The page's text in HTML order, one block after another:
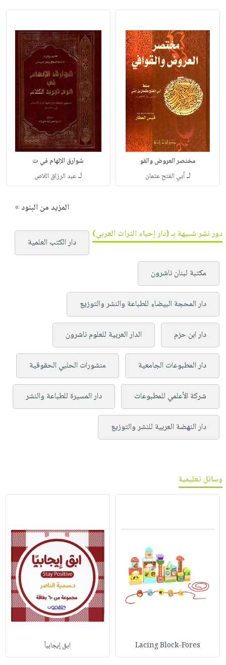
مختصر العروض والقو
لـأبي الفتح عثمان
شوارق الإلهام في ت
لـعبد الرزاق اللاص
المزيد من البنود »
دور نشر شبيهة بـ (دار إحياء التراث العربي)
دار الكتب العلمية
مكتبة لبنان ناشرون
دار المحجة البيضاء للطباعة والنشر والتوزيع
دار ابن حزم الدار العربية للعلوم ناشرون
دار المطبوعات الجامعية منشورات الحلبي الحقوقية
شركة الأعلمي للمطبوعات دار المسيرة للطباعة والنشر
دار النهضة العربية للنشر والتوزيع
وسائل تعليمية
Lacing Block-Fores ابق إيجابياً